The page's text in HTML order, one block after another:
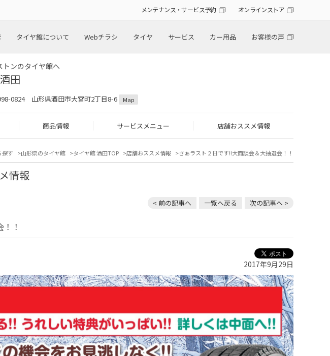
メンテナンス・サービス予約 オンラインストア
タイヤ館について Webチラシ タイヤ サービス カー用品 お客様の声
トンのタイヤ館へ
田
0824 山形県酒田市大宮町2丁目8-6 Map
商品情報 サービスメニュー 店舗おススメ情報
探す 山形県のタイヤ館 タイヤ館 酒田TOP 店舗おススメ情報 さぁラスト２日です!!大商談会＆大抽選会！！
情報
< 前の記事へ 一覧へ戻る 次の記事へ >
！
2017年9月29日